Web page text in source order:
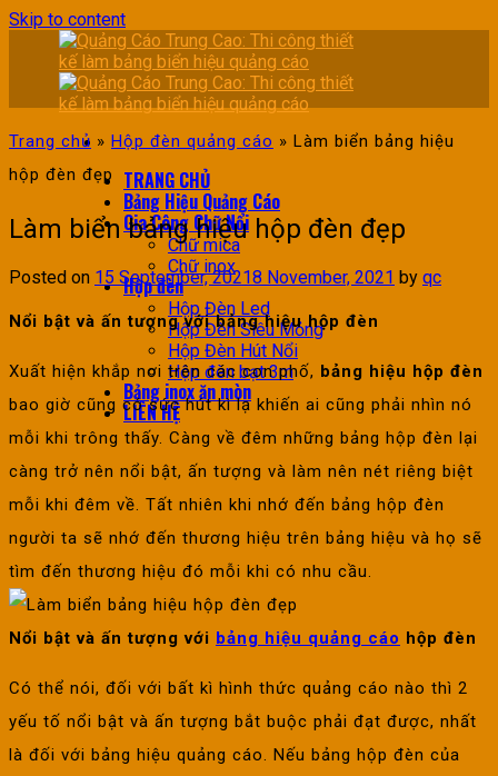
Skip to content
TRANG CHỦ
Bảng Hiệu Quảng Cáo
Gia Công Chữ Nổi
Chữ mica
Chữ inox
Hộp đèn
Hộp Đèn Led
Hộp Đèn Siêu Mỏng
Hộp Đèn Hút Nổi
Hộp đèn bạt 3m
Bảng inox ăn mòn
LIÊN HỆ
Trang chủ » Hộp đèn quảng cáo » Làm biển bảng hiệu
hộp đèn đẹp
Làm biển bảng hiệu hộp đèn đẹp
Posted on 15 September, 20218 November, 2021 by qc
Nổi bật và ấn tượng với bảng hiệu hộp đèn
Xuất hiện khắp nơi trên các con phố, bảng hiệu hộp đèn
bao giờ cũng có sức hút kì lạ khiến ai cũng phải nhìn nó
mỗi khi trông thấy. Càng về đêm những bảng hộp đèn lại
càng trở nên nổi bật, ấn tượng và làm nên nét riêng biệt
mỗi khi đêm về. Tất nhiên khi nhớ đến bảng hộp đèn
người ta sẽ nhớ đến thương hiệu trên bảng hiệu và họ sẽ
tìm đến thương hiệu đó mỗi khi có nhu cầu.
Nổi bật và ấn tượng với bảng hiệu quảng cáo hộp đèn
Có thể nói, đối với bất kì hình thức quảng cáo nào thì 2
yếu tố nổi bật và ấn tượng bắt buộc phải đạt được, nhất
là đối với bảng hiệu quảng cáo. Nếu bảng hộp đèn của